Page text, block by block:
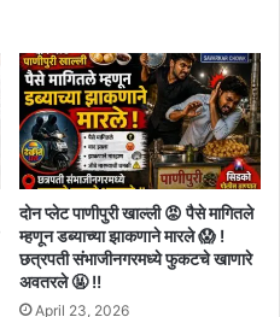
दोन प्लेट पाणीपुरी खाल्ली 😡 पैसे मागितले
म्हणून डब्याच्या झाकणाने मारले 😱 !
छत्रपती संभाजीनगरमध्ये फुकटचे खाणारे
अवतरले 🤬 !!
April 23, 2026